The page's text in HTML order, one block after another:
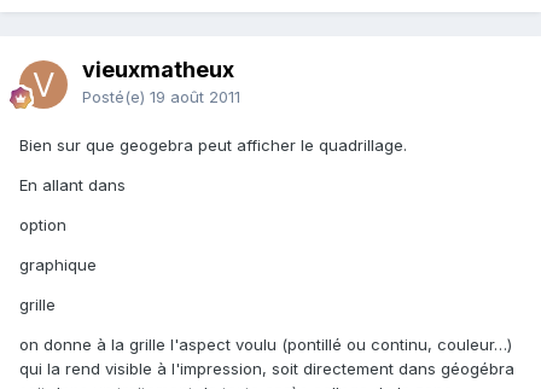
vieuxmatheux
Posté(e) 19 août 2011
Bien sur que geogebra peut afficher le quadrillage.
En allant dans
option
graphique
grille
on donne à la grille l'aspect voulu (pontillé ou continu, couleur…)
qui la rend visible à l'impression, soit directement dans géogébra